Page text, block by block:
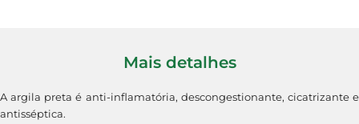
Mais detalhes
A argila preta é anti-inflamatória, descongestionante, cicatrizante e
antisséptica.